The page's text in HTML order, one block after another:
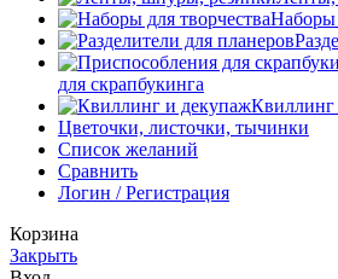
Наборы
для скрапбукинга
Квиллинг
Цветочки, листочки, тычинки
Список желаний
Сравнить
Логин / Регистрация
Корзина
Закрыть